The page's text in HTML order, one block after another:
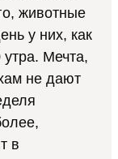
животные
у них, как
Мечта,
не дают
в